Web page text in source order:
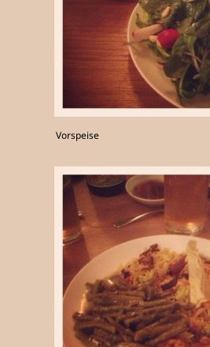
Vorspeise